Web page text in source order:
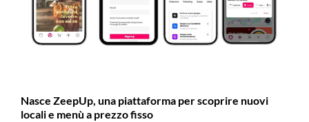
Nasce ZeepUp, una piattaforma per scoprire nuovi
locali e menù a prezzo fisso